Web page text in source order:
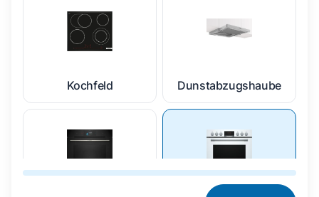
Kochfeld Dunstabzugshaube